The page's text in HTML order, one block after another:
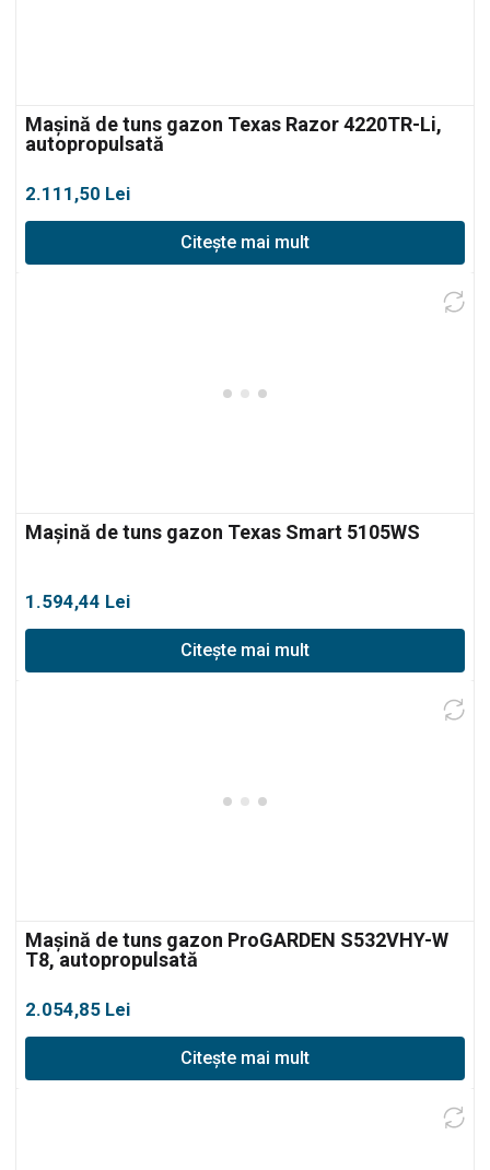
Mașină de tuns gazon Texas Razor 4220TR-Li,
autopropulsată
2.111,50 Lei
Citește mai mult
Mașină de tuns gazon Texas Smart 5105WS
1.594,44 Lei
Citește mai mult
Mașină de tuns gazon ProGARDEN S532VHY-W
T8, autopropulsată
2.054,85 Lei
Citește mai mult